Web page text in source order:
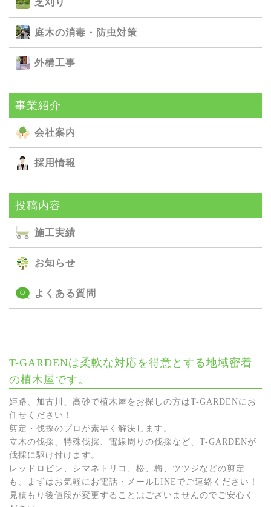
庭⽊の消毒・防⾍対策
外構⼯事
事業紹介
会社案内
採用情報
投稿内容
施⼯実績
お知らせ
よくある質問
T-GARDENは柔軟な対応を得意とする地域密着
の植木屋です。
姫路、加古川、高砂で植木屋をお探しの方はT-GARDENにお
任せください！
剪定・伐採のプロが素早く解決します。
立木の伐採、特殊伐採、電線周りの伐採など、T-GARDENが
伐採に駆け付けます。
レッドロビン、シマネトリコ、松、梅、ツツジなどの剪定
も、まずはお気軽にお電話・メールLINEでご連絡ください！
見積もり後値段が変更することはございませんのでご安心く